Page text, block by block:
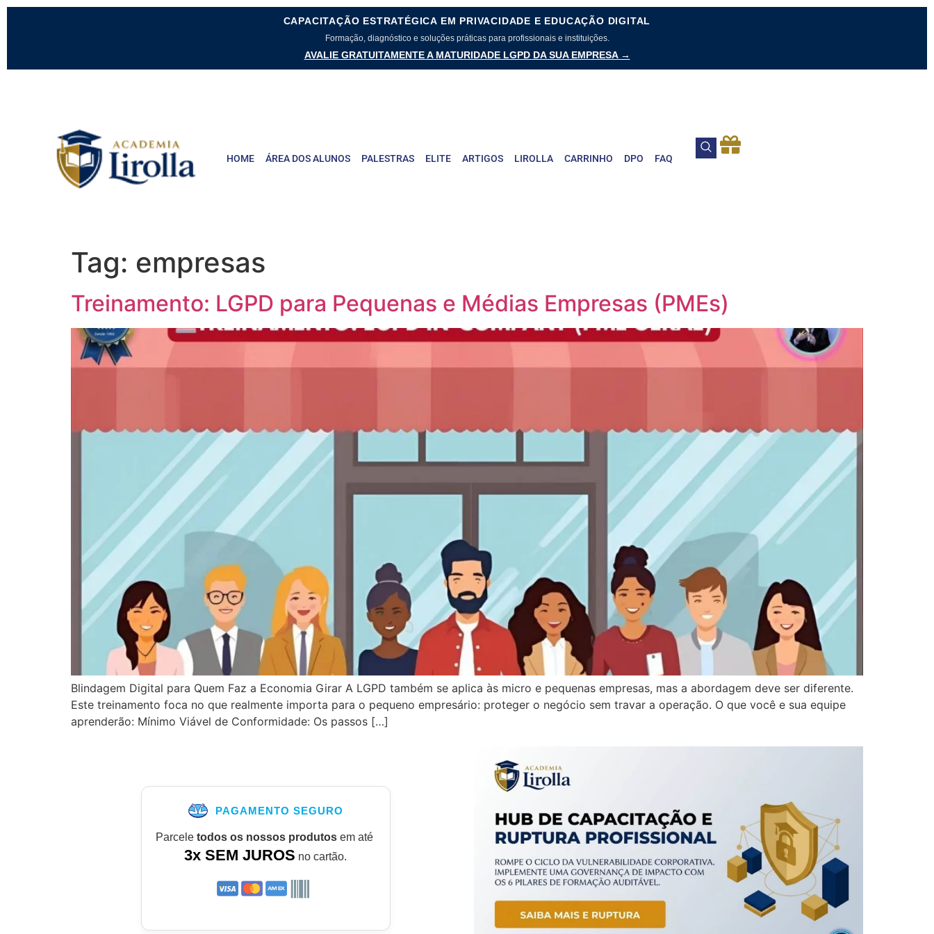
CAPACITAÇÃO ESTRATÉGICA EM PRIVACIDADE E EDUCAÇÃO DIGITAL
Formação, diagnóstico e soluções práticas para profissionais e instituições.
AVALIE GRATUITAMENTE A MATURIDADE LGPD DA SUA EMPRESA →
HOME ÁREA DOS ALUNOS PALESTRAS ELITE ARTIGOS LIROLLA CARRINHO DPO FAQ
Tag: empresas
Treinamento: LGPD para Pequenas e Médias Empresas (PMEs)
Blindagem Digital para Quem Faz a Economia Girar A LGPD também se aplica às micro e pequenas empresas, mas a abordagem deve ser diferente.
Este treinamento foca no que realmente importa para o pequeno empresário: proteger o negócio sem travar a operação. O que você e sua equipe
aprenderão: Mínimo Viável de Conformidade: Os passos […]
PAGAMENTO SEGURO
Parcele todos os nossos produtosem até
3x SEM JUROS no cartão.